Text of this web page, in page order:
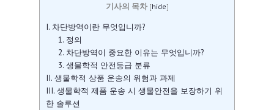
기사의 목차 [hide]
I. 차단방역이란 무엇입니까?
1. 정의
2. 차단방역이 중요한 이유는 무엇입니까?
3. 생물학적 안전등급 분류
II. 생물학적 상품 운송의 위험과 과제
III. 생물학적 제품 운송 시 생물안전을 보장하기 위
한 솔루션